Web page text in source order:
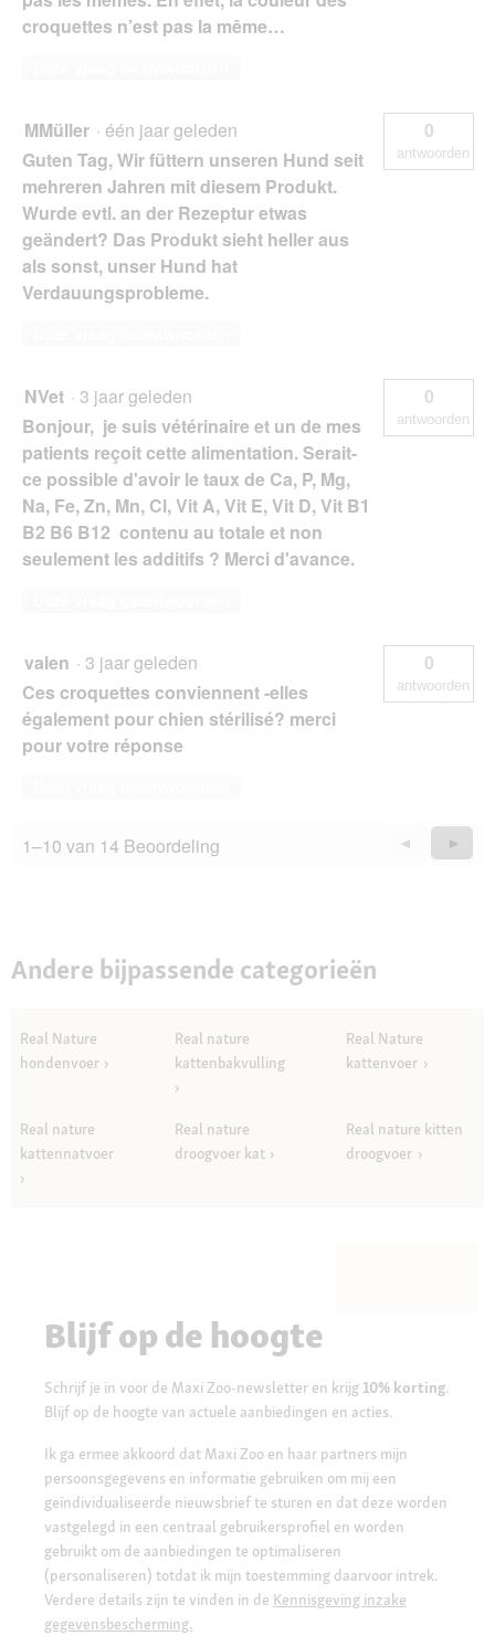
croquettes n’est pas la même…
MMüller · één jaar geleden
Guten Tag, Wir füttern unseren Hund seit
mehreren Jahren mit diesem Produkt.
Wurde evtl. an der Rezeptur etwas
geändert? Das Produkt sieht heller aus
als sonst, unser Hund hat
Verdauungsprobleme.
0
antwoorden
NVet · 3 jaar geleden
Bonjour, je suis vétérinaire et un de mes
patients reçoit cette alimentation. Serait-
ce possible d'avoir le taux de Ca, P, Mg,
Na, Fe, Zn, Mn, Cl, Vit A, Vit E, Vit D, Vit B1
B2 B6 B12 contenu au totale et non
seulement les additifs ? Merci d'avance.
0
antwoorden
valen · 3 jaar geleden
Ces croquettes conviennent -elles
également pour chien stérilisé? merci
pour votre réponse
0
antwoorden
1–10 van 14 Beoordeling
Vorige
Questions
◄ ►
Andere bijpassende categorieën
Real Nature
hondenvoer
Real nature
kattenbakvulling
Real Nature
kattenvoer
Real nature
kattennatvoer
Real nature
droogvoer kat
Real nature kitten
droogvoer
Blijf op de hoogte
Schrijf je in voor de Maxi Zoo-newsletter en krijg 10% korting.
Blijf op de hoogte van actuele aanbiedingen en acties.
Ik ga ermee akkoord dat Maxi Zoo en haar partners mijn
persoonsgegevens en informatie gebruiken om mij een
geïndividualiseerde nieuwsbrief te sturen en dat deze worden
vastgelegd in een centraal gebruikersprofiel en worden
gebruikt om de aanbiedingen te optimaliseren
(personaliseren) totdat ik mijn toestemming daarvoor intrek.
Verdere details zijn te vinden in de Kennisgeving inzake
gegevensbescherming.